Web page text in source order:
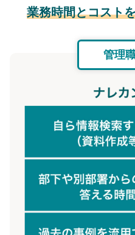
業務時間とコスト
管理